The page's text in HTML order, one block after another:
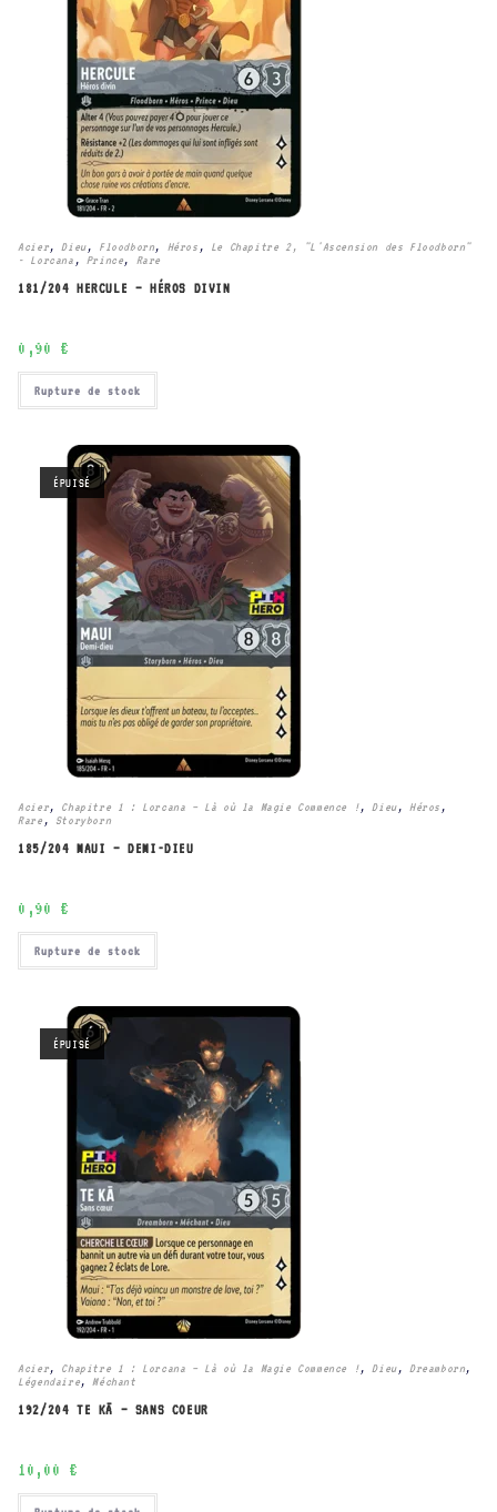
Acier, Dieu, Floodborn, Héros , Le Chapitre 2, "L'Ascension des Floodborn"
- Lorcana , Prince, Rare
181/204 HERCULE – HÉROS DIVIN
0,90 €
Rupture de stock
ÉPUISÉ
Acier, Chapitre 1 : Lorcana – Là où la Magie Commence !, Dieu, Héros ,
Rare , Storyborn
185/204 MAUI – DEMI-DIEU
0,90 €
Rupture de stock
ÉPUISÉ
Acier, Chapitre 1 : Lorcana – Là où la Magie Commence !, Dieu, Dreamborn,
Légendaire, Méchant
192/204 TE KĀ – SANS COEUR
10,00 €